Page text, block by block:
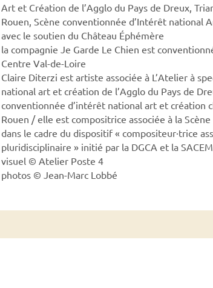
Art et Création de l’Agglo du Pays de Dreux,
Rouen, Scène conventionnée d’Intérêt national
avec le soutien du Château Éphémère
la compagnie Je Garde Le Chien est
Centre Val-de-Loire
Claire Diterzi est artiste associée à L’Atelier à
national art et création de l’Agglo du Pays de
conventionnée d’intérêt national art et création
Rouen / elle est compositrice associée à la
dans le cadre du dispositif « compositeur·trice
pluridisciplinaire » initié par la DGCA et la SACEM
visuel © Atelier Poste 4
photos © Jean-Marc Lobbé